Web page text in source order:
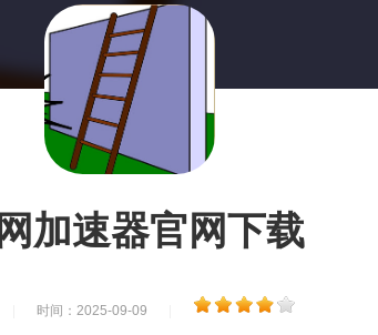
加速器官网下载
时间：2025-09-09